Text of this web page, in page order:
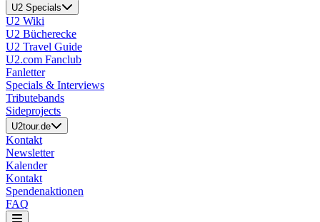
U2 Specials
U2 Wiki
U2 Bücherecke
U2 Travel Guide
U2.com Fanclub
Fanletter
Specials & Interviews
Tributebands
Sideprojects
U2tour.de
Kontakt
Newsletter
Kalender
Kontakt
Spendenaktionen
FAQ